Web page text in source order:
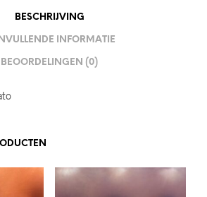
BESCHRIJVING
INFORMATIE
BEOORDELINGEN (0)